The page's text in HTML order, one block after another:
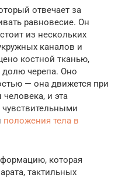
отвечает за
равновесие. Он
из нескольких
каналов и
костной тканью,
долю черепа. Оно
— она движется при
и эта
положения тела в
которая
тактильных